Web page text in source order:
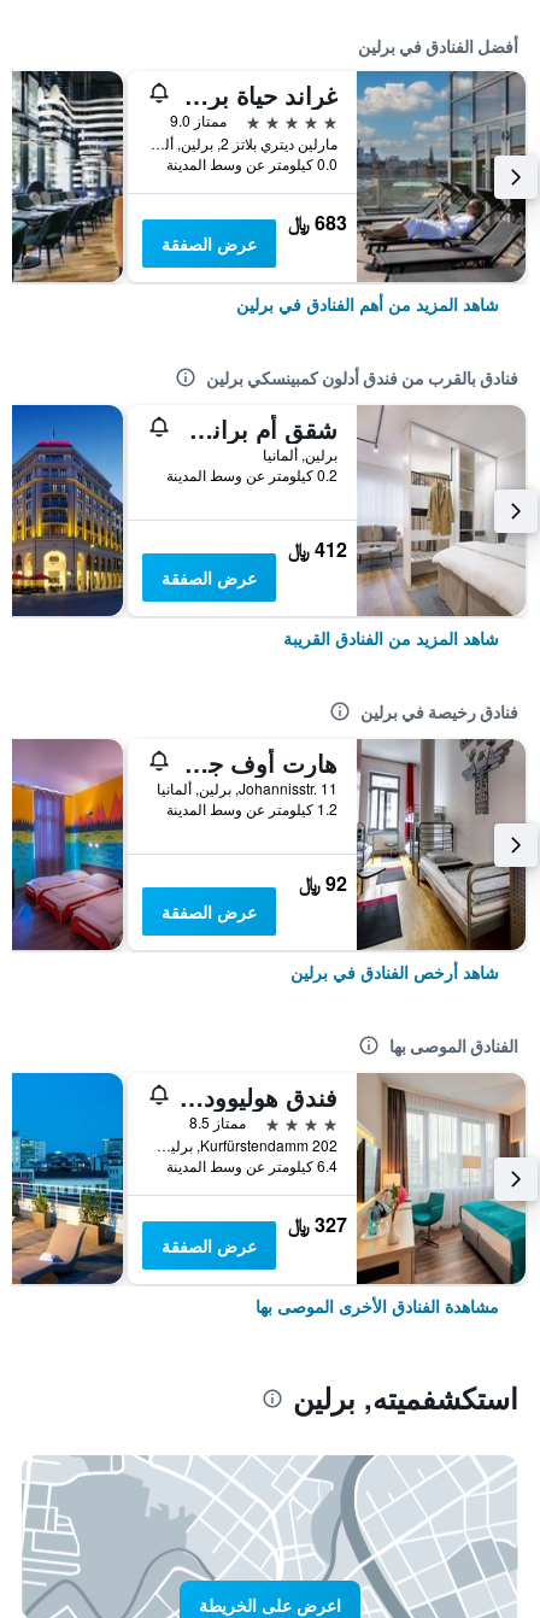
أفضل الفنادق في برلين
غراند حياة برلين
5 نجوم
ممتاز 9.0
مارلين ديتري بلاتز 2, برلين, ألمانيا
0.0 كيلومتر عن وسط المدينة
683 ﷼
عرض الصفقة
شاهد المزيد من أهم الفنادق في برلين
فنادق بالقرب من فندق أدلون كمبينسكي برلين
شقق أم براندنبورغر تور
برلين, ألمانيا
0.2 كيلومتر عن وسط المدينة
412 ﷼
عرض الصفقة
شاهد المزيد من الفنادق القريبة
فنادق رخيصة في برلين
هارت أوف جولد هوستل برلين
Johannisstr. 11, برلين, ألمانيا
1.2 كيلومتر عن وسط المدينة
92 ﷼
عرض الصفقة
شاهد أرخص الفنادق في برلين
الفنادق الموصى بها
فندق هوليوود ميديا أم كورفورستيندام
4 نجوم
ممتاز 8.5
Kurfürstendamm 202, برلين, ألمانيا
6.4 كيلومتر عن وسط المدينة
327 ﷼
عرض الصفقة
مشاهدة الفنادق الأخرى الموصى بها
استكشفميته, برلين
اعرض على الخريطة